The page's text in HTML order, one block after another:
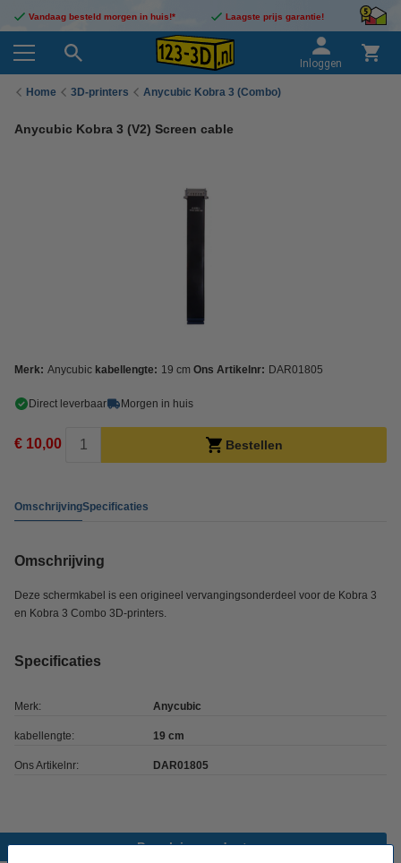
Vandaag besteld morgen in huis!* Laagste prijs garantie!
Inloggen
Home 3D-printers Anycubic Kobra 3 (Combo)
Anycubic Kobra 3 (V2) Screen cable
Merk: Anycubic kabellengte: 19 cm Ons Artikelnr: DAR01805
Direct leverbaar Morgen in huis
€ 10,00 Bestellen
OmschrijvingSpecificaties
Omschrijving
Deze schermkabel is een origineel vervangingsonderdeel voor de Kobra 3
en Kobra 3 Combo 3D-printers.
Specificaties
Merk: Anycubic
kabellengte: 19 cm
Ons Artikelnr: DAR01805
Populaire producten